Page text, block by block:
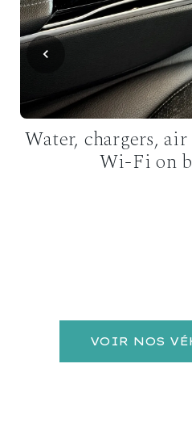
Water, chargers,
Wi-Fi on
VOIR NOS